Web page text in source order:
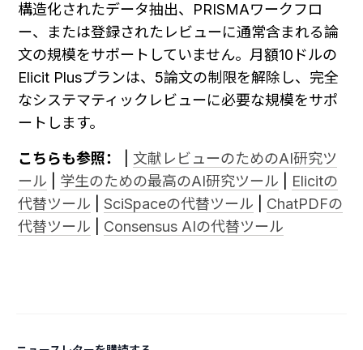
構造化されたデータ抽出、PRISMAワークフロ
ー、または登録されたレビューに通常含まれる論
文の規模をサポートしていません。月額10ドルの
Elicit Plusプランは、5論文の制限を解除し、完全
なシステマティックレビューに必要な規模をサポ
ートします。
こちらも参照：
文献レビューのためのAI研究ツ
ール
学生のための最高のAI研究ツール
Elicitの
代替ツール
SciSpaceの代替ツール
ChatPDFの
代替ツール
Consensus AIの代替ツール